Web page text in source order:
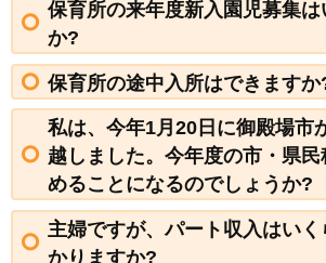
保育所の来年度新入園児募集
か?
保育所の途中入所はできますか
私は、今年1月20日に御殿場市
越しました。今年度の市・県
めることになるのでしょうか?
主婦ですが、パート収入はい
かりますか?